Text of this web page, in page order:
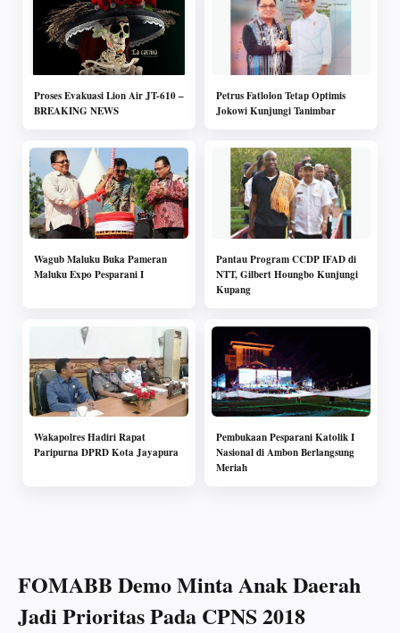
Proses Evakuasi Lion Air JT-610 –
BREAKING NEWS
Petrus Fatlolon Tetap Optimis
Jokowi Kunjungi Tanimbar
Wagub Maluku Buka Pameran
Maluku Expo Pesparani I
Pantau Program CCDP IFAD di
NTT, Gilbert Houngbo Kunjungi
Kupang
Wakapolres Hadiri Rapat
Paripurna DPRD Kota Jayapura
Pembukaan Pesparani Katolik I
Nasional di Ambon Berlangsung
Meriah
FOMABB Demo Minta Anak Daerah
Jadi Prioritas Pada CPNS 2018